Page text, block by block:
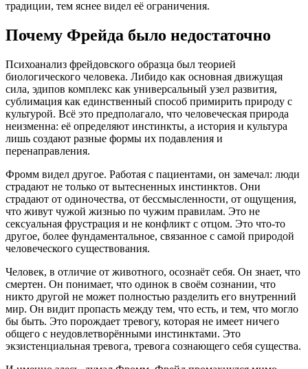
традиции, тем яснее видел её ограничения.
Почему Фрейда было недостаточно
Психоанализ фрейдовского образца был теорией
биологического человека. Либидо как основная движущая
сила, эдипов комплекс как универсальный узел развития,
сублимация как единственный способ примирить природу с
культурой. Всё это предполагало, что человеческая природа
неизменна: её определяют инстинкты, а история и культура
лишь создают разные формы их подавления и
перенаправления.
Фромм видел другое. Работая с пациентами, он замечал: люди
страдают не только от вытесненных инстинктов. Они
страдают от одиночества, от бессмысленности, от ощущения,
что живут чужой жизнью по чужим правилам. Это не
сексуальная фрустрация и не конфликт с отцом. Это что-то
другое, более фундаментальное, связанное с самой природой
человеческого существования.
Человек, в отличие от животного, осознаёт себя. Он знает, что
смертен. Он понимает, что одинок в своём сознании, что
никто другой не может полностью разделить его внутренний
мир. Он видит пропасть между тем, что есть, и тем, что могло
бы быть. Это порождает тревогу, которая не имеет ничего
общего с неудовлетворёнными инстинктами. Это
экзистенциальная тревога, тревога сознающего себя существа.